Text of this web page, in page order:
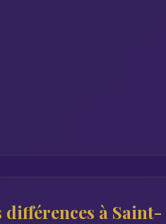
différences à Saint-